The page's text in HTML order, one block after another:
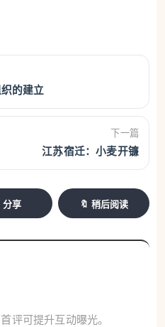
的建立
下一篇
江苏宿迁：小麦开镰
分享 🔖 稍后阅读
评可提升互动曝光。